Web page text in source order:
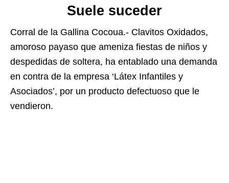
Suele suceder
Corral de la Gallina Cocoua.- Clavitos Oxidados,
amoroso payaso que ameniza fiestas de niños y
despedidas de soltera, ha entablado una demanda
en contra de la empresa ‘Látex Infantiles y
Asociados’, por un producto defectuoso que le
vendieron.